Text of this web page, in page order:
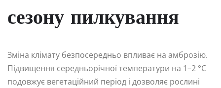
сезону пилкування
Зміна клімату безпосередньо впливає на амброзію.
Підвищення середньорічної температури на 1–2 °C
подовжує вегетаційний період і дозволяє рослині